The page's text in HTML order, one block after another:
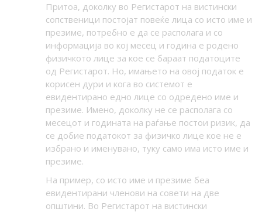
Притоа, доколку во Регистарот на вистински
сопственици постојат повеќе лица со исто име и
презиме, потребно е да се располага и со
информација во кој месец и година е родено
физичкото лице за кое се бараат податоците
од Регистарот. Но, имањето на овој податок е
корисен дури и кога во системот е
евидентирано едно лице со одредено име и
презиме. Имено, доколку не се располага со
месецот и годината на раѓање постои ризик, да
се добие податокот за физичко лице кое не е
избрано и именувано, туку само има исто име и
презиме.
На пример, со исто име и презиме беа
евидентирани членови на совети на две
општини. Во Регистарот на вистински